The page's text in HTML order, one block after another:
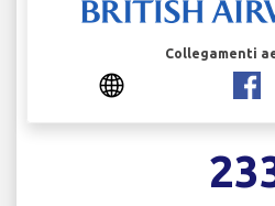
Collegamenti